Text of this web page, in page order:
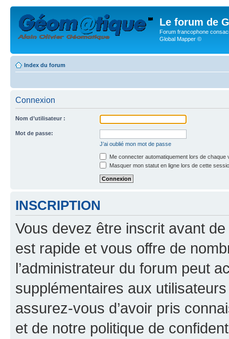
Le forum de
Forum francophone
Global Mapper ©
Index du forum
Connexion
Nom d’utilisateur :
Mot de passe:
J’ai oublié mon mot de passe
Me connecter automatiquement lors de chaque
Masquer mon statut en ligne lors de cette
INSCRIPTION
Vous devez être inscrit avant
est rapide et vous offre de
l’administrateur du forum peut
supplémentaires aux
assurez-vous d’avoir pris
et de notre politique de